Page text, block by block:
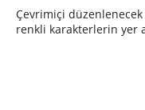
Çevrimiçi düzenlenecek
renkli karakterlerin yer